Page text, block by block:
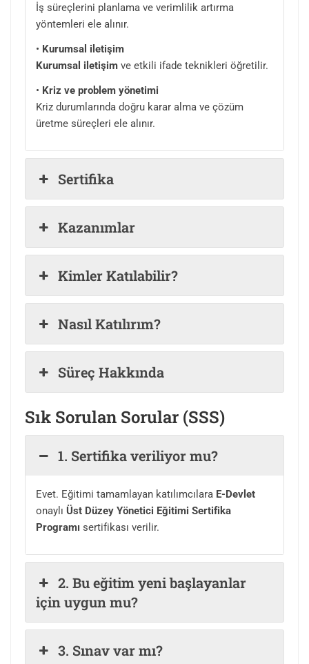
İş süreçlerini planlama ve verimlilik artırma
yöntemleri ele alınır.
• Kurumsal iletişim
Kurumsal iletişim ve etkili ifade teknikleri öğretilir.
• Kriz ve problem yönetimi
Kriz durumlarında doğru karar alma ve çözüm
üretme süreçleri ele alınır.
Sertifika
Kazanımlar
Kimler Katılabilir?
Nasıl Katılırım?
Süreç Hakkında
Sık Sorulan Sorular (SSS)
1. Sertifika veriliyor mu?
Evet. Eğitimi tamamlayan katılımcılara E-Devlet
onaylı Üst Düzey Yönetici Eğitimi Sertifika
Programı sertifikası verilir.
2. Bu eğitim yeni başlayanlar
için uygun mu?
3. Sınav var mı?